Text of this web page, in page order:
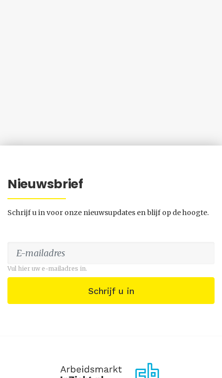
Nieuwsbrief
Schrijf u in voor onze nieuwsupdates en blijf op de hoogte.
Vul hier uw e-mailadres in.
Schrijf u in